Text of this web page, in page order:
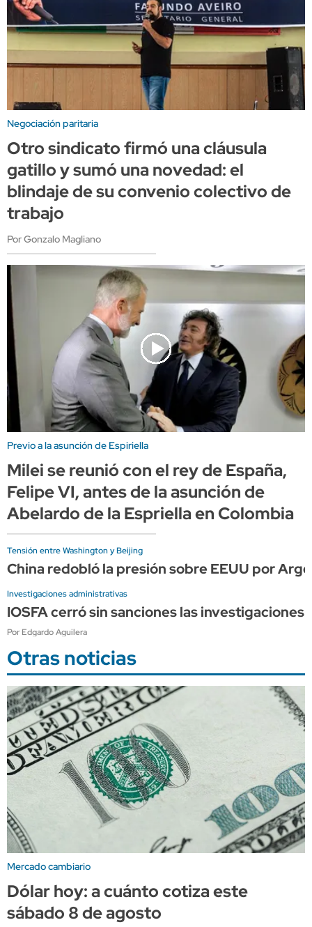
Negociación paritaria
Otro sindicato firmó una cláusula
gatillo y sumó una novedad: el
blindaje de su convenio colectivo de
trabajo
Por Gonzalo Magliano
Previo a la asunción de Espiriella
Milei se reunió con el rey de España,
Felipe VI, antes de la asunción de
Abelardo de la Espriella en Colombia
Tensión entre Washington y Beijing
China redobló la presión sobre EEUU por
Investigaciones administrativas
IOSFA cerró sin sanciones las
Por Edgardo Aguilera
Otras noticias
Mercado cambiario
Dólar hoy: a cuánto cotiza este
sábado 8 de agosto